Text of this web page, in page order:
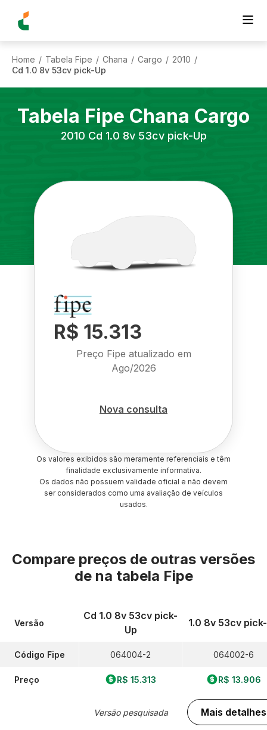
Home / Tabela Fipe / Chana / Cargo / 2010 /
Cd 1.0 8v 53cv pick-Up
Tabela Fipe Chana Cargo
2010 Cd 1.0 8v 53cv pick-Up
R$ 15.313
Preço Fipe atualizado em
Ago/2026
Nova consulta
Os valores exibidos são meramente referenciais e têm
finalidade exclusivamente informativa.
Os dados não possuem validade oficial e não devem
ser considerados como uma avaliação de veículos
usados.
Compare preços de outras versões
de na tabela Fipe
Versão
Código Fipe
Preço
Cd 1.0 8v 53cv pick-
Up
064004-2
R$ 15.313
Versão pesquisada
1.0 8v 53cv
064002-6
R$ 13.906
Mais detalhes